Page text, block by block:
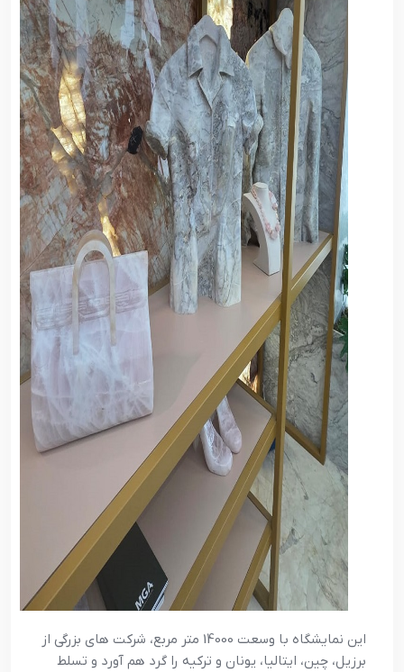
این نمایشگاه با وسعت 14000 متر مربع، شرکت های بزرگی از
برزیل، چین، ایتالیا، یونان و ترکیه را گرد هم آورد و تسلط